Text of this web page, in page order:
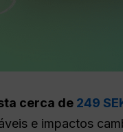
cerca de 249
e impactos